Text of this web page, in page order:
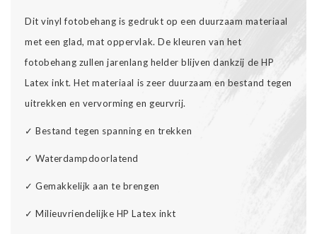
Dit vinyl fotobehang is gedrukt op een duurzaam materiaal
met een glad, mat oppervlak. De kleuren van het
fotobehang zullen jarenlang helder blijven dankzij de HP
Latex inkt. Het materiaal is zeer duurzaam en bestand tegen
uitrekken en vervorming en geurvrij.
✓ Bestand tegen spanning en trekken
✓ Waterdampdoorlatend
✓ Gemakkelijk aan te brengen
✓ Milieuvriendelijke HP Latex inkt